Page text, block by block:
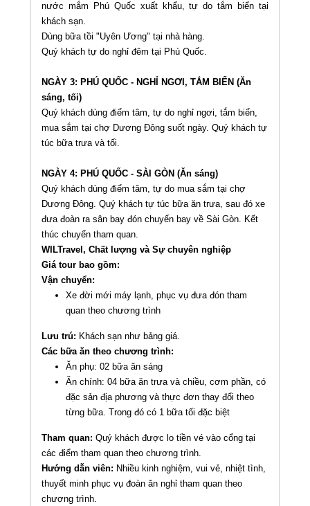
nước mắm Phú Quốc xuất khẩu, tự do tắm biển tại
khách sạn.
Dùng bữa tồi "Uyên Ương" tại nhà hàng.
Quý khách tự do nghỉ đêm tại Phú Quốc.
NGÀY 3: PHÚ QUỐC - NGHỈ NGƠI, TẮM BIỂN (Ăn
sáng, tối)
Quý khách dùng điểm tâm, tự do nghỉ ngơi, tắm biển,
mua sắm tại chợ Dương Đông suốt ngày. Quý khách tự
túc bữa trưa và tối.
NGÀY 4: PHÚ QUỐC - SÀI GÒN (Ăn sáng)
Quý khách dùng điểm tâm, tự do mua sắm tại chợ
Dương Đông. Quý khách tự túc bữa ăn trưa, sau đó xe
đưa đoàn ra sân bay đón chuyến bay về Sài Gòn. Kết
thúc chuyến tham quan.
WILTravel, Chất lượng và Sự chuyên nghiệp
Giá tour bao gồm:
Vận chuyển:
Xe đời mới máy lạnh, phục vụ đưa đón tham
quan theo chương trình
Lưu trú: Khách sạn như bảng giá.
Các bữa ăn theo chương trình:
Ăn phụ: 02 bữa ăn sáng
Ăn chính: 04 bữa ăn trưa và chiều, cơm phần, có
đặc sản địa phương và thực đơn thay đổi theo
từng bữa. Trong đó có 1 bữa tối đặc biệt
Tham quan: Quý khách được lo tiền vé vào cổng tại
các điểm tham quan theo chương trình.
Hướng dẫn viên: Nhiều kinh nghiệm, vui vẻ, nhiệt tình,
thuyết minh phục vụ đoàn ăn nghỉ tham quan theo
chương trình.